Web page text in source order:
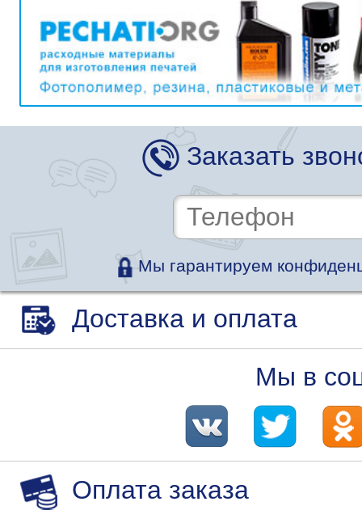
Заказать
Мы гарантируем
Доставка и оплата
Мы в
Оплата заказа